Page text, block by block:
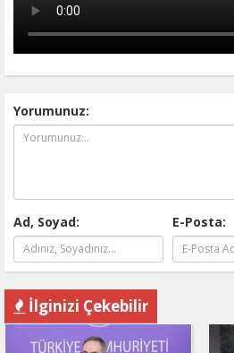
Yorumunuz:
Ad, Soyad: E-Posta:
İlginizi Çekebilir